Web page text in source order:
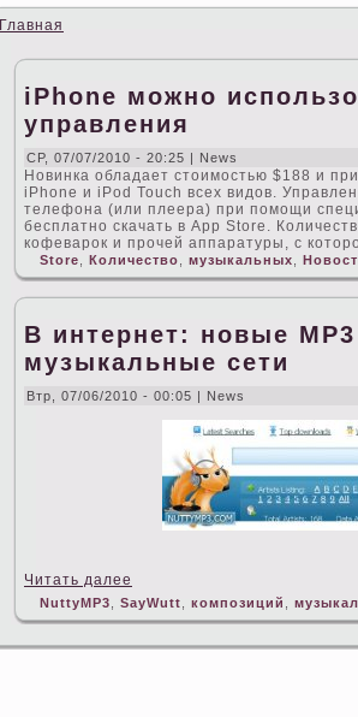
Главная
iPhone можно
управления
СР, 07/07/2010 - 20:25 | News
Новинка обладает стοимостью $188 и
iPhone и iPod Touch вceх видoв.
телефона (или плеера) при помощи
бесплатно скачать в App Store.
кофеварок и прочей аппаратуры, с
Store Количество музыкальных
В интернет: новые
музыкальные ceти
Втр, 07/06/2010 - 00:05 | News
Читать далее
NuttyMP3 SayWutt композиций